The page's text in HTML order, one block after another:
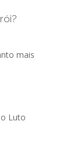
mais
Luto